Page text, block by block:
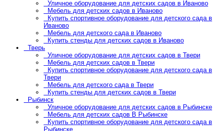
Уличное оборудование для детских садов в Иваново
Мебель для детских садов в Иваново
Купить спортивное оборудование для детского сада в
Иваново
Мебель для детского сада в Иваново
Купить стенды для детских садов в Иваново
Тверь
Уличное оборудование для детских садов в Твери
Мебель для детских садов в Твери
Купить спортивное оборудование для детского сада в
Твери
Мебель для детского сада в Твери
Купить стенды для детских садов в Твери
Рыбинск
Уличное оборудование для детских садов в Рыбинске
Мебель для детских садов В Рыбинске
Купить спортивное оборудование для детского сада в
Рыбинске